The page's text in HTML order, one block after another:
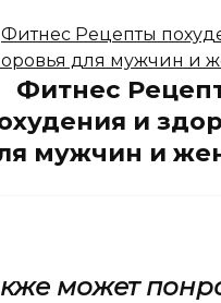
Фитнес
и
мужчин и
может